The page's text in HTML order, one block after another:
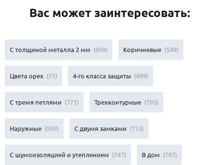
Вас может заинтересовать:
С толщиной металла 2 мм (609) Коричневые (549)
Цвета орех (71) 4-го класса защиты (499)
С тремя петлями (771) Трехконтурные (793)
Наружные (599) С двумя замками (715)
С шумоизоляцией и утеплением (747) В дом (797)